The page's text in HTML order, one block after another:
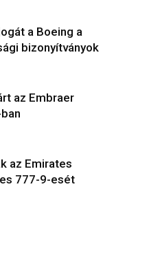
a Boeing a
bizonyítványok
az Embraer
az Emirates
777-9-esét